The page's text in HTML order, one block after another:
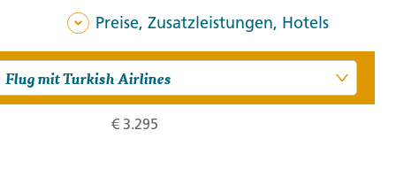
Omanis keiner etwas vor,
Tradition. Im Amouage
lassen uns in die Düfte
Preise, Zusatzleistungen, Hotels
€ 3.295